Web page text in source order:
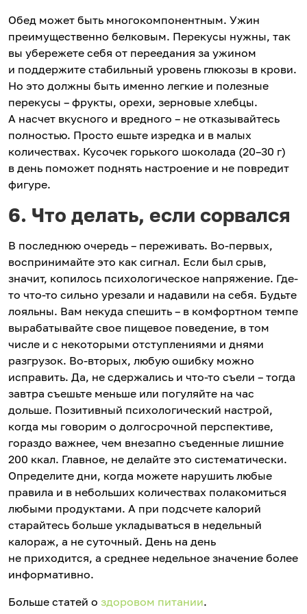
Обед может быть многокомпонентным. Ужин
преимущественно белковым. Перекусы нужны, так
вы убережете себя от переедания за ужином
и поддержите стабильный уровень глюкозы в крови.
Но это должны быть именно легкие и полезные
перекусы – фрукты, орехи, зерновые хлебцы.
А насчет вкусного и вредного – не отказывайтесь
полностью. Просто ешьте изредка и в малых
количествах. Кусочек горького шоколада (20–30 г)
в день поможет поднять настроение и не повредит
фигуре.
6. Что делать, если сорвался
В последнюю очередь – переживать. Во-первых,
воспринимайте это как сигнал. Если был срыв,
значит, копилось психологическое напряжение. Где-
то что-то сильно урезали и надавили на себя. Будьте
лояльны. Вам некуда спешить – в комфортном темпе
вырабатывайте свое пищевое поведение, в том
числе и с некоторыми отступлениями и днями
разгрузок. Во-вторых, любую ошибку можно
исправить. Да, не сдержались и что-то съели – тогда
завтра съешьте меньше или погуляйте на час
дольше. Позитивный психологический настрой,
когда мы говорим о долгосрочной перспективе,
гораздо важнее, чем внезапно съеденные лишние
200 ккал. Главное, не делайте это систематически.
Определите дни, когда можете нарушить любые
правила и в небольших количествах полакомиться
любыми продуктами. А при подсчете калорий
старайтесь больше укладываться в недельный
калораж, а не суточный. День на день
не приходится, а среднее недельное значение более
информативно.
Больше статей о здоровом питании.